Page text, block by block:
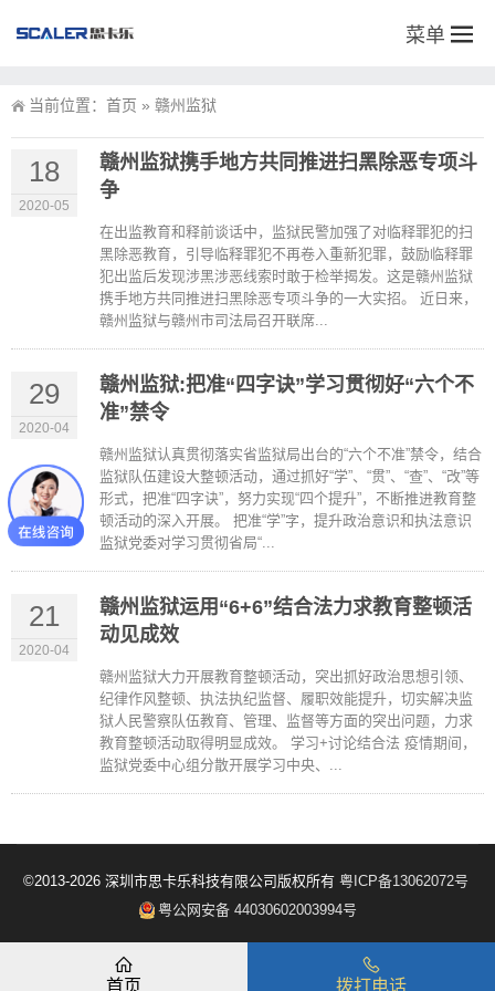
菜单
当前位置： 首页 » 赣州监狱
18
2020-05
赣州监狱携手地方共同推进扫黑除恶专项斗
争
在出监教育和释前谈话中，监狱民警加强了对临释罪犯的扫
黑除恶教育，引导临释罪犯不再卷入重新犯罪，鼓励临释罪
犯出监后发现涉黑涉恶线索时敢于检举揭发。这是赣州监狱
携手地方共同推进扫黑除恶专项斗争的一大实招。 近日来，
赣州监狱与赣州市司法局召开联席...
29
2020-04
赣州监狱:把准“四字诀”学习贯彻好“六个不
准”禁令
赣州监狱认真贯彻落实省监狱局出台的“六个不准”禁令，结合
监狱队伍建设大整顿活动，通过抓好“学”、“贯”、“查”、“改”等
形式，把准“四字诀”，努力实现“四个提升”，不断推进教育整
顿活动的深入开展。 把准“学”字，提升政治意识和执法意识
监狱党委对学习贯彻省局“...
21
2020-04
赣州监狱运用“6+6”结合法力求教育整顿活
动见成效
赣州监狱大力开展教育整顿活动，突出抓好政治思想引领、
纪律作风整顿、执法执纪监督、履职效能提升，切实解决监
狱人民警察队伍教育、管理、监督等方面的突出问题，力求
教育整顿活动取得明显成效。 学习+讨论结合法 疫情期间，
监狱党委中心组分散开展学习中央、...
©2013-2026 深圳市思卡乐科技有限公司版权所有 粤ICP备13062072号
粤公网安备 44030602003994号
首页 拨打电话